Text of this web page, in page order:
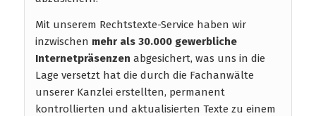
Mit unserem Rechtstexte-Service haben wir
inzwischen mehr als 30.000 gewerbliche
Internetpräsenzen abgesichert, was uns in die
Lage versetzt hat die durch die Fachanwälte
unserer Kanzlei erstellten, permanent
kontrollierten und aktualisierten Texte zu einem